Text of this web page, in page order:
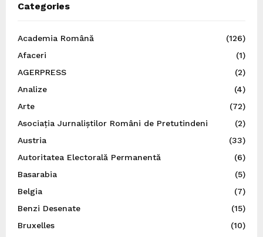
Categories
Academia Română
(126)
Afaceri
(1)
AGERPRESS
(2)
Analize
(4)
Arte
(72)
Asociația Jurnaliștilor Români de Pretutindeni
(2)
Austria
(33)
Autoritatea Electorală Permanentă
(6)
Basarabia
(5)
Belgia
(7)
Benzi Desenate
(15)
Bruxelles
(10)